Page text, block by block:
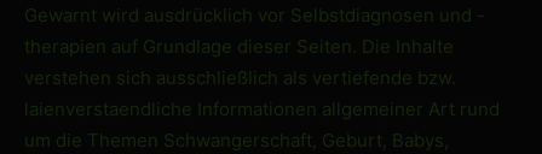
Gewarnt wird ausdrücklich vor Selbstdiagnosen und -
therapien auf Grundlage dieser Seiten. Die Inhalte
verstehen sich ausschließlich als vertiefende bzw.
laienverstaendliche Informationen allgemeiner Art rund
um die Themen Schwangerschaft, Geburt, Babys,